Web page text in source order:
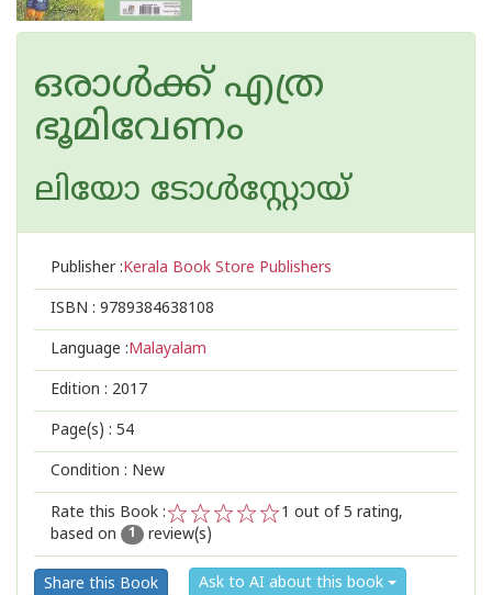
ഒരാള്‍ക്ക് എത്ര
ഭൂമിവേണം
ലിയോ ടോള്‍സ്റ്റോയ്
Publisher :Kerala Book Store Publishers
ISBN : 9789384638108
Language :Malayalam
Edition : 2017
Page(s) : 54
Condition : New
Rate this Book :
2
1
1 out of 5 rating,
based on
1 review(s)
Share this Book Ask to AI about this book